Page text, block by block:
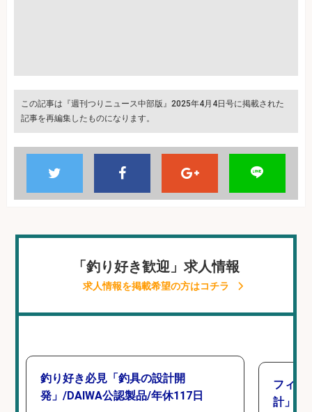
この記事は『週刊つりニュース中部版』2025年4月4日号に掲載された
記事を再編集したものになります。
「釣り好き歓迎」求人情報
求人情報を掲載希望の方はコチラ
釣り好き必見「釣具の設計開
発」/DAIWA公認製品/年休117日
フィッ
計」